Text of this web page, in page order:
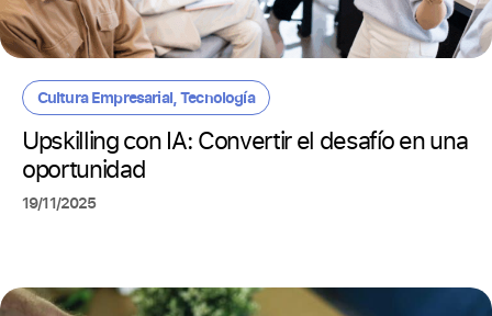
Cultura Empresarial,Tecnología
Upskilling con IA: Convertir el desafío en una
oportunidad
19/11/2025